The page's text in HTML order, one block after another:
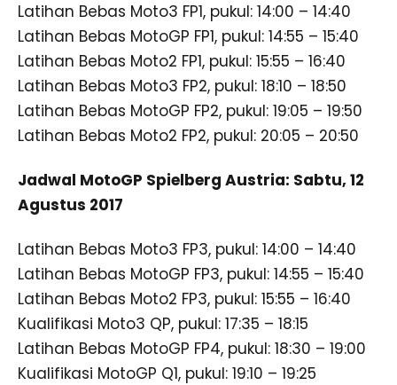
Latihan Bebas Moto3 FP1, pukul: 14:00 – 14:40
Latihan Bebas MotoGP FP1, pukul: 14:55 – 15:40
Latihan Bebas Moto2 FP1, pukul: 15:55 – 16:40
Latihan Bebas Moto3 FP2, pukul: 18:10 – 18:50
Latihan Bebas MotoGP FP2, pukul: 19:05 – 19:50
Latihan Bebas Moto2 FP2, pukul: 20:05 – 20:50
Jadwal MotoGP Spielberg Austria: Sabtu, 12
Agustus 2017
Latihan Bebas Moto3 FP3, pukul: 14:00 – 14:40
Latihan Bebas MotoGP FP3, pukul: 14:55 – 15:40
Latihan Bebas Moto2 FP3, pukul: 15:55 – 16:40
Kualifikasi Moto3 QP, pukul: 17:35 – 18:15
Latihan Bebas MotoGP FP4, pukul: 18:30 – 19:00
Kualifikasi MotoGP Q1, pukul: 19:10 – 19:25